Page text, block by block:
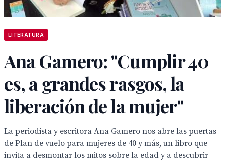
LITERATURA
Ana Gamero: "Cumplir 40
es, a grandes rasgos, la
liberación de la mujer"
La periodista y escritora Ana Gamero nos abre las puertas
de Plan de vuelo para mujeres de 40 y más, un libro que
invita a desmontar los mitos sobre la edad y a descubrir